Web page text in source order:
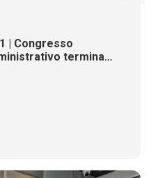
| Congresso
termina